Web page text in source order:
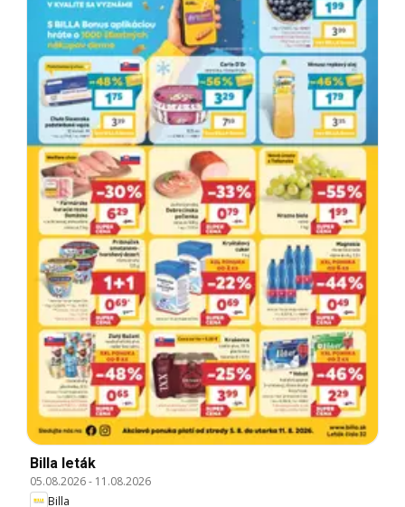
Billa leták
05.08.2026- 11.08.2026
Billa